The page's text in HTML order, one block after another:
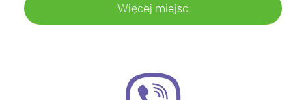
Więcej miejsc